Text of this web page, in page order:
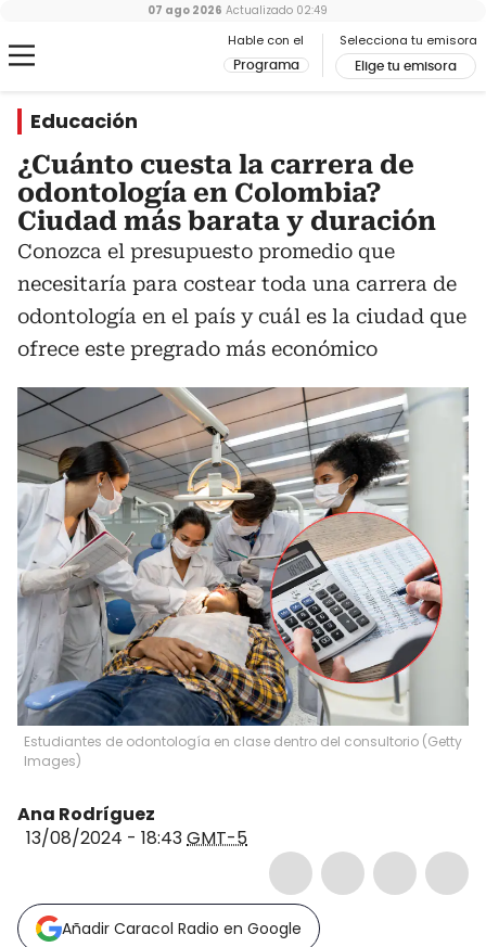
Hable con el
Programa
Selecciona tu emisora
Elige tu emisora
07 ago 2026 Actualizado 02:49
Educación
¿Cuánto cuesta la carrera de
odontología en Colombia?
Ciudad más barata y duración
Conozca el presupuesto promedio que
necesitaría para costear toda una carrera de
odontología en el país y cuál es la ciudad que
ofrece este pregrado más económico
Estudiantes de odontología en clase dentro del consultorio (Getty
Images)
Ana Rodríguez
13/08/2024 - 18:43GMT-5
Añadir Caracol Radio en Google